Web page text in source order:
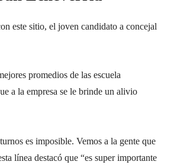
este sitio, el joven candidato a concejal
promedios de las escuela
a la empresa se le brinde un alivio
es imposible. Vemos a la gente que
línea destacó que “es super importante